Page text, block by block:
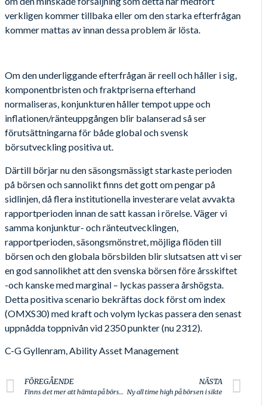
verkligen kommer tillbaka eller om den starka efterfrågan
kommer mattas av innan dessa problem är lösta.
Om den underliggande efterfrågan är reell och håller i sig,
komponentbristen och fraktpriserna efterhand
normaliseras, konjunkturen håller tempot uppe och
inflationen/ränteuppgången blir balanserad så ser
förutsättningarna för både global och svensk
börsutveckling positiva ut.
Därtill börjar nu den säsongsmässigt starkaste perioden
på börsen och sannolikt finns det gott om pengar på
sidlinjen, då flera institutionella investerare velat avvakta
rapportperioden innan de satt kassan i rörelse. Väger vi
samma konjunktur- och ränteutvecklingen,
rapportperioden, säsongsmönstret, möjliga flöden till
börsen och den globala börsbilden blir slutsatsen att vi ser
en god sannolikhet att den svenska börsen före årsskiftet
-och kanske med marginal – lyckas passera årshögsta.
Detta positiva scenario bekräftas dock först om index
(OMXS30) med kraft och volym lyckas passera den senast
uppnådda toppnivån vid 2350 punkter (nu 2312).
C-G Gyllenram, Ability Asset Management
FÖREGÅENDE
Finns det mer att hämta på börsen?!
NÄSTA
Ny all time high på börsen i sikte